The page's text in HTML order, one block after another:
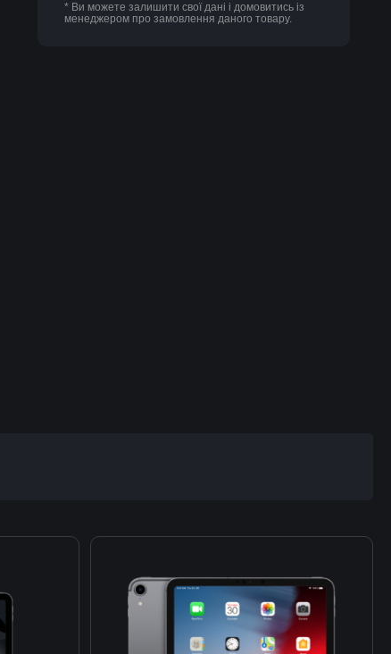
* Ви можете залишити свої дані і домовитись із
менеджером про замовлення даного товару.